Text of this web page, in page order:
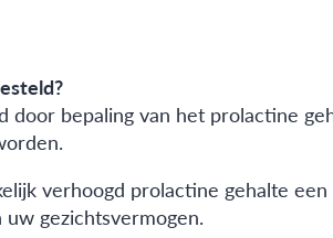
door bepaling van het prolactine
verhoogd prolactine gehalte
gezichtsvermogen.